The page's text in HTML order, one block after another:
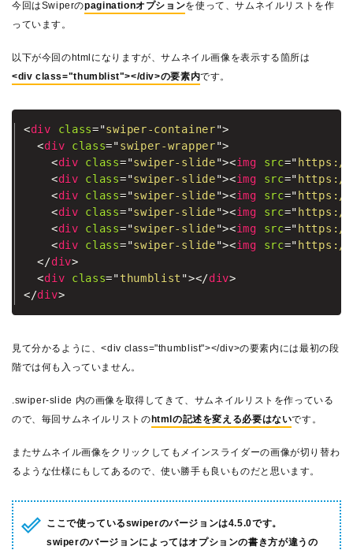
今回はSwiperのpaginationオプションを使って、サムネイルリストを作
っています。
以下が今回のhtmlになりますが、サムネイル画像を表示する箇所は
<div class="thumblist"></div>の要素内です。
<div class="swiper-container">
<div class="swiper-wrapper">
<div class="swiper-slide"><img src=" https://
<div class="swiper-slide"><img src=" https://
<div class="swiper-slide"><img src=" https://
<div class="swiper-slide"><img src=" https://
<div class="swiper-slide"><img src=" https://
<div class="swiper-slide"><img src=" https://
</div>
<div class="thumblist "></div>
</div>
見て分かるように、<div class="thumblist"></div>の要素内には最初の段
階では何も入っていません。
.swiper-slide 内の画像を取得してきて、サムネイルリストを作っている
ので、毎回サムネイルリストの htmlの記述を変える必要はないです。
またサムネイル画像をクリックしてもメインスライダーの画像が切り替わ
るような仕様にもしてあるので、使い勝手も良いものだと思います。
ここで使っているswiperのバージョンは4.5.0です。
swiperのバージョンによってはオプションの書き方が違うの